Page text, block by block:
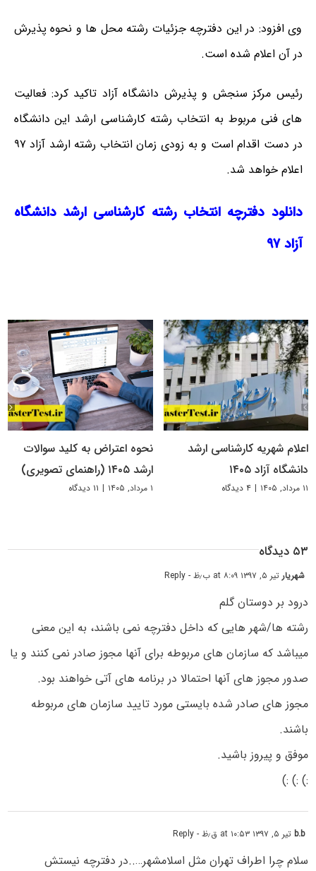
وی افزود: در این دفترچه جزئیات رشته محل ها و نحوه پذیرش
در آن اعلام شده است.
رئیس مرکز سنجش و پذیرش دانشگاه آزاد تاکید کرد: فعالیت
های فنی مربوط به انتخاب رشته کارشناسی ارشد این دانشگاه
در دست اقدام است و به زودی زمان انتخاب رشته ارشد آزاد ۹۷
اعلام خواهد شد.
دانلود دفترچه انتخاب رشته کارشناسی ارشد دانشگاه
آزاد ۹۷
اعلام شهریه کارشناسی ارشد
دانشگاه آزاد ۱۴۰۵
۱۱ مرداد, ۱۴۰۵ | ۴ دیدگاه
نحوه اعتراض به کلید سوالات
ارشد ۱۴۰۵ (راهنمای تصویری)
۱ مرداد, ۱۴۰۵ | ۱۱ دیدگاه
۵۳ دیدگاه
شهریار تیر ۵, ۱۳۹۷ at ۸:۰۹ ب٫ظ - Reply
درود بر دوستان گلم
رشته ها/شهر هایی که داخل دفترچه نمی باشند، به این معنی
میباشد که سازمان های مربوطه برای آنها مجوز صادر نمی کنند و یا
صدور مجوز های آنها احتمالا در برنامه های آتی خواهند بود.
مجوز های صادر شده بایستی مورد تایید سازمان های مربوطه
باشند.
موفق و پیروز باشید.
:) :) :)
b.bتیر ۵, ۱۳۹۷ at ۱۰:۵۳ ق٫ظ - Reply
سلام چرا اطراف تهران مثل اسلامشهر…..در دفترچه نیستش